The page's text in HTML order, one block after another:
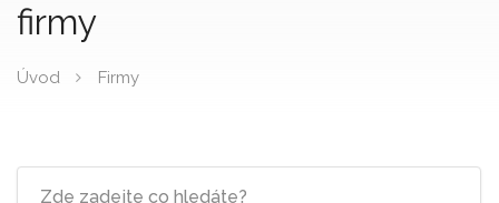
firmy
Úvod Firmy